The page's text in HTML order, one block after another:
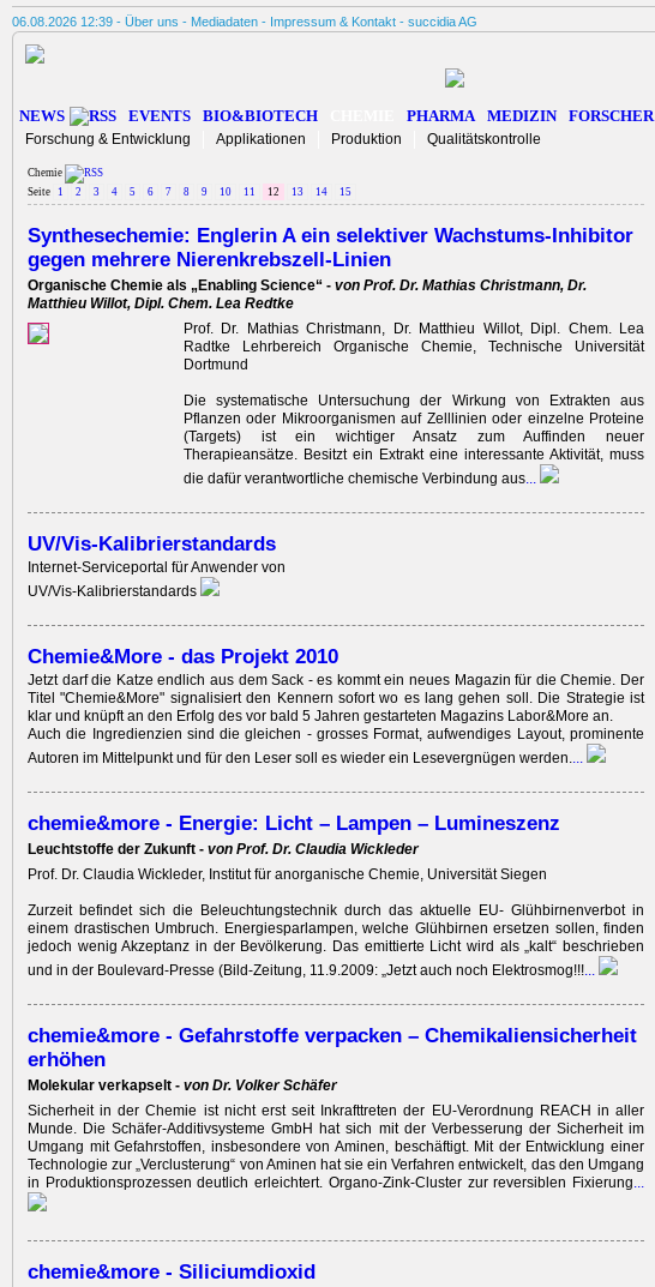
06.08.2026 12:39 - Über uns - Mediadaten - Impressum & Kontakt - succidia AG
NEWS EVENTS BIO&BIOTECH PHARMA MEDIZIN FORSCHER
Forschung & Entwicklung Applikationen Produktion Qualitätskontrolle
Chemie
Seite
1 2 3 4 5 6 7 8 9 10 11 12 13 14 15
Synthesechemie: Englerin A ein selektiver Wachstums-Inhibitor
gegen mehrere Nierenkrebszell-Linien
Organische Chemie als „Enabling Science“ - von Prof. Dr. Mathias Christmann, Dr.
Matthieu Willot, Dipl. Chem. Lea Redtke
Prof. Dr. Mathias Christmann, Dr. Matthieu Willot, Dipl. Chem. Lea
Radtke Lehrbereich Organische Chemie, Technische Universität
Dortmund
Die systematische Untersuchung der Wirkung von Extrakten aus
Pflanzen oder Mikroorganismen auf Zelllinien oder einzelne Proteine
(Targets) ist ein wichtiger Ansatz zum Auffinden neuer
Therapieansätze. Besitzt ein Extrakt eine interessante Aktivität, muss
die dafür verantwortliche chemische Verbindung aus...
UV/Vis-Kalibrierstandards
Internet-Serviceportal für Anwender von
UV/Vis-Kalibrierstandards
Chemie&More - das Projekt 2010
Jetzt darf die Katze endlich aus dem Sack - es kommt ein neues Magazin für die Chemie. Der
Titel "Chemie&More" signalisiert den Kennern sofort wo es lang gehen soll. Die Strategie ist
klar und knüpft an den Erfolg des vor bald 5 Jahren gestarteten Magazins Labor&More an.
Auch die Ingredienzien sind die gleichen - grosses Format, aufwendiges Layout, prominente
Autoren im Mittelpunkt und für den Leser soll es wieder ein Lesevergnügen werden....
chemie&more - Energie: Licht – Lampen – Lumineszenz
Leuchtstoffe der Zukunft - von Prof. Dr. Claudia Wickleder
Prof. Dr. Claudia Wickleder, Institut für anorganische Chemie, Universität Siegen
Zurzeit befindet sich die Beleuchtungstechnik durch das aktuelle EU- Glühbirnenverbot in
einem drastischen Umbruch. Energiesparlampen, welche Glühbirnen ersetzen sollen, finden
jedoch wenig Akzeptanz in der Bevölkerung. Das emittierte Licht wird als „kalt“ beschrieben
und in der Boulevard-Presse (Bild-Zeitung, 11.9.2009: „Jetzt auch noch Elektrosmog!!!...
chemie&more - Gefahrstoffe verpacken – Chemikaliensicherheit
erhöhen
Molekular verkapselt - von Dr. Volker Schäfer
Sicherheit in der Chemie ist nicht erst seit Inkrafttreten der EU-Verordnung REACH in aller
Munde. Die Schäfer-Additivsysteme GmbH hat sich mit der Verbesserung der Sicherheit im
Umgang mit Gefahrstoffen, insbesondere von Aminen, beschäftigt. Mit der Entwicklung einer
Technologie zur „Verclusterung“ von Aminen hat sie ein Verfahren entwickelt, das den Umgang
in Produktionsprozessen deutlich erleichtert. Organo-Zink-Cluster zur reversiblen Fixierung...
chemie&more - Siliciumdioxid